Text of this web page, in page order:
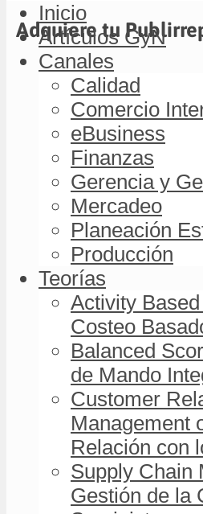
Adquiere tu
Inicio
Artículos GyN
Canales
Calidad
Comercio
eBusiness
Finanzas
Gerencia y
Mercadeo
Planeación
Producción
Teorías
Activity
Costeo
Balanced
de Mando
Customer
Management
Relación con
Supply Chain
Gestión de la